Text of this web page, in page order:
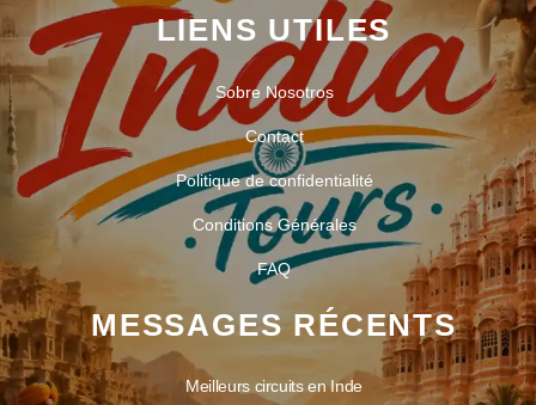
LIENS UTILES
Sobre Nosotros
Contact
Politique de confidentialité
Conditions Générales
FAQ
MESSAGES RÉCENTS
Meilleurs circuits en Inde